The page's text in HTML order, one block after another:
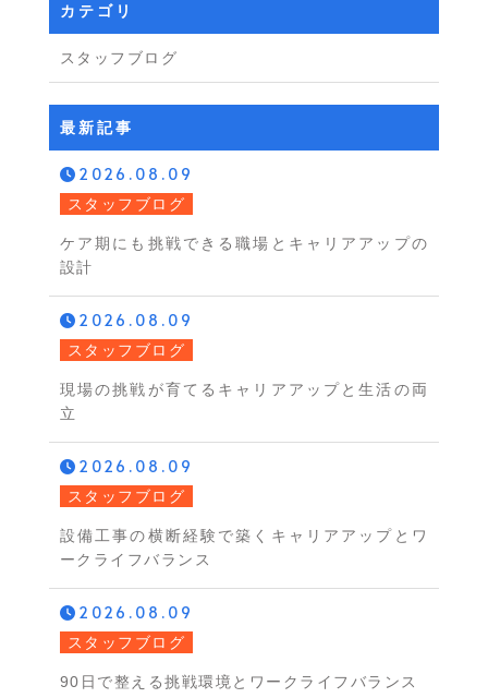
カテゴリ
スタッフブログ
最新記事
2026.08.09
スタッフブログ
ケア期にも挑戦できる職場とキャリアアップの
設計
2026.08.09
スタッフブログ
現場の挑戦が育てるキャリアアップと生活の両
立
2026.08.09
スタッフブログ
設備工事の横断経験で築くキャリアアップとワ
ークライフバランス
2026.08.09
スタッフブログ
90日で整える挑戦環境とワークライフバランス